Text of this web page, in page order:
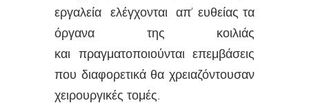
εργαλεία ελέγχονται απ’ ευθείας τα
όργανα της κοιλιάς
και πραγματοποιούνται επεμβάσεις
που διαφορετικά θα χρειαζόντουσαν
χειρουργικές τομές.